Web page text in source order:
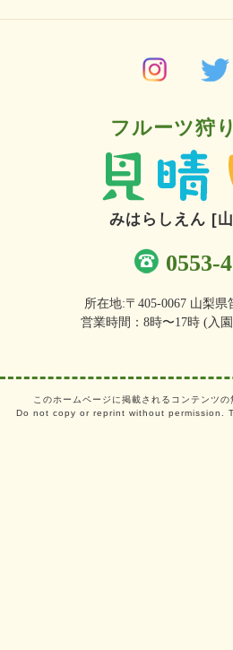
フルーツ狩
みはらしえん [
0553-
所在地:〒405-0067 山梨
営業時間：8時〜17時 (入
このホームページに掲載されるコンテンツ
Do not copy or reprint without permission.